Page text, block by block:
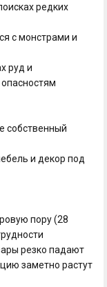
редких
с монстрами и
руд и
собственный
и декор под
пору (28
резко падают
заметно растут